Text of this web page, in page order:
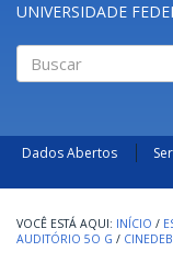
UNIVERSIDADE
Dados Abertos
INÍCIO /
AUDITÓRIO 5O G /